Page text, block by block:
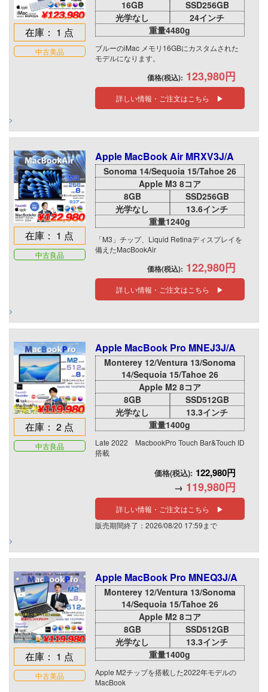
在庫： 1 点
中古美品
16GB
SSD256GB
光学なし
24インチ
重量4480g
ブルーのiMac メモリ16GBにカスタムされた
モデルになります。
価格(税込): 123,980円
詳しい情報・ご注文はこちら ▶
在庫： 1 点
中古良品
Apple MacBook Air MRXV3J/A
Sonoma 14/Sequoia 15/Tahoe 26
Apple M3 8コア
8GB
SSD256GB
光学なし
13.6インチ
重量1240g
「M3」チップ、Liquid Retinaディスプレイを
備えたMacBookAir
価格(税込): 122,980円
詳しい情報・ご注文はこちら ▶
在庫： 2 点
中古良品
Apple MacBook Pro MNEJ3J/A
Monterey 12/Ventura 13/Sonoma
14/Sequoia 15/Tahoe 26
Apple M2 8コア
8GB
SSD512GB
光学なし
13.3インチ
重量1400g
Late 2022 MacbookPro Touch Bar&Touch ID
搭載
価格(税込): 122,980円
→ 119,980円
詳しい情報・ご注文はこちら ▶
販売期間終了：2026/08/20 17:59まで
在庫： 1 点
中古美品
Apple MacBook Pro MNEQ3J/A
Monterey 12/Ventura 13/Sonoma
14/Sequoia 15/Tahoe 26
Apple M2 8コア
8GB
SSD512GB
光学なし
13.3インチ
重量1400g
Apple M2チップを搭載した2022年モデルの
MacBook